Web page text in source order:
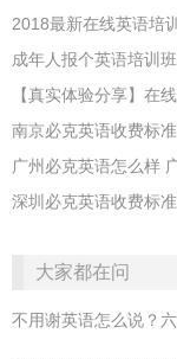
2018最新在线英语培
成年人报个英语培训
【真实体验分享】在
南京必克英语收费标
广州必克英语怎么样
深圳必克英语收费标
大家都在问
不用谢英语怎么说？